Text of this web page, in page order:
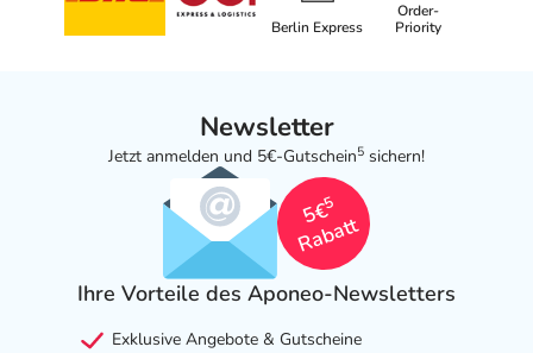
Berlin Express
Order-
Priority
Newsletter
Jetzt anmelden und 5€-Gutschein5 sichern!
5€
5
Rabatt
Ihre Vorteile des Aponeo-Newsletters
Exklusive Angebote & Gutscheine